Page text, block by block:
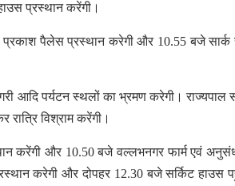
प्रस्थान करेंगी।
पैलेस प्रस्थान करेगी और 10.55 बजे
आदि पर्यटन स्थलों का भ्रमण करेगी।
विश्राम करेंगी।
करेंगी और 10.50 बजे वल्लभनगर फार्म एवं
करेगी और दोपहर 12.30 बजे सर्किट हाउस